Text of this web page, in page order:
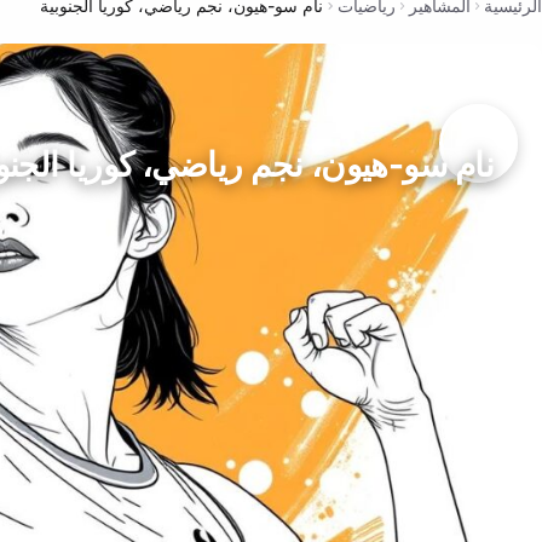
الرئيسية المشاهير رياضيات نام سو-هيون، نجم رياضي، كوريا الجنوبية
نام سو-هيون، نجم رياضي، كوريا